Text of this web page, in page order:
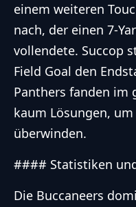
einem weiteren
nach, der einen 7-
vollendete. Succop
Field Goal den
Panthers fanden im
kaum Lösungen,
überwinden.
#### Statistiken
Die Buccaneers